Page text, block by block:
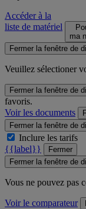
Accéder à la
liste de matériel
ma
Fermer la fenêtre de
Veuillez sélectioner
Fermer la fenêtre de
favoris.
Voir les documents
Fermer la fenêtre de
Inclure les tarifs
{{label}}
Fermer
Fermer la fenêtre de
Vous ne pouvez pas
Voir le comparateur